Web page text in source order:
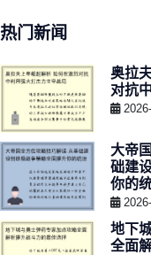
热门新闻
奥拉
对抗
大帝
础建
你的
地下
全面